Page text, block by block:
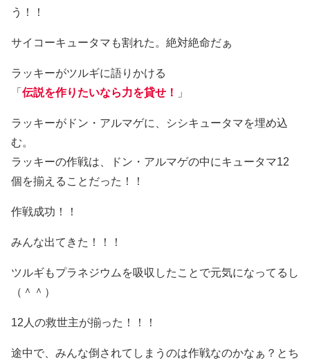
う！！
サイコーキュータマも割れた。絶対絶命だぁ
ラッキーがツルギに語りかける
「 伝説を作りたいなら力を貸せ！ 」
ラッキーがドン・アルマゲに、シシキュータマを埋め込
む。
ラッキーの作戦は、ドン・アルマゲの中にキュータマ12
個を揃えることだった！！
作戦成功！！
みんな出てきた！！！
ツルギもプラネジウムを吸収したことで元気になってるし
（＾＾）
12人の救世主が揃った！！！
途中で、みんな倒されてしまうのは作戦なのかなぁ？とち